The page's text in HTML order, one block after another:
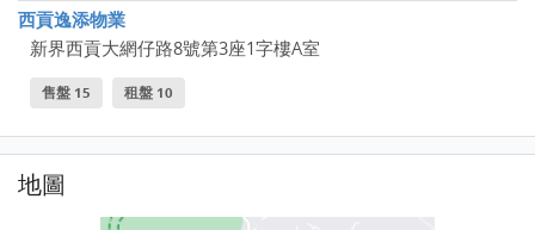
西貢逸添物業
新界西貢大網仔路8號第3座1字樓A室
售盤 15 租盤 10
地圖